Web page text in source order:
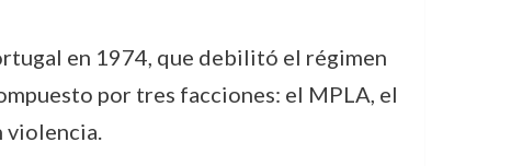
en 1974, que debilitó el régimen
por tres facciones: el MPLA, el
violencia.